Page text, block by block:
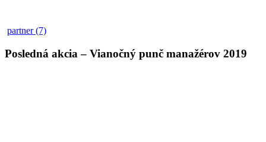
partner (7)
Posledná akcia – Vianočný punč manažérov 2019